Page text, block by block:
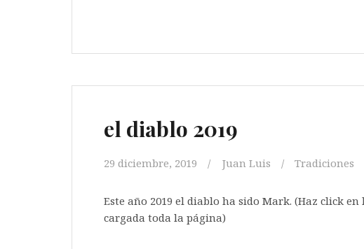
el diablo 2019
29 diciembre, 2019 Juan Luis Tradiciones
Este año 2019 el diablo ha sido Mark. (Haz click
cargada toda